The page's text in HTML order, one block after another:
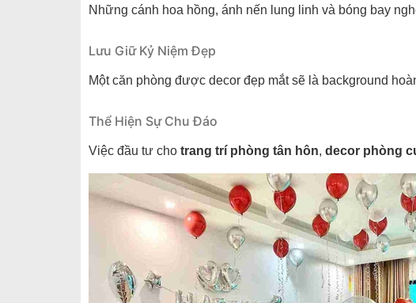
Những cánh hoa hồng, ánh nến lung linh và bóng bay
Lưu Giữ Kỷ Niệm Đẹp
Một căn phòng được decor đẹp mắt sẽ là background
Thể Hiện Sự Chu Đáo
Việc đầu tư cho trang trí phòng tân hôn, decor phòng